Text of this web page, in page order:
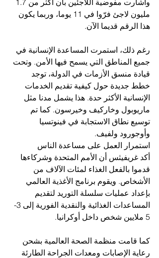
مليون لاجئ فرّوا في 11 يوما، وربما يكون
هذا الرقم قديما الآن.
رغم ذلك، استمرت المساعدة الإنسانية في
جميع المناطق التي يسمح فيها الأمن. وتحت
قيادة منسق الأزمات في الدولة، توجد
خطط جديدة حول كيفية تقديم الخدمات
الإنسانية الأكثر حدة. هذا يشمل مدنا مثل
ماريوبول وخاركيف وخيرسون. كما تم
توسيع نطاق الاستجابة في فينوتسيا
وأوجورود ولفيف.
استمرار العمل على مساعدة الناس
أكد غريفيثس أن الأمم المتحدة وشركاءها
قدموا بالفعل الغذاء لمئات الآلاف من
الأشخاص. ويقوم برنامج الأغذية العالمي
بإعداد عمليات سلسلة التوريد لتقديم
المساعدات الغذائية والنقدية الفورية إلى 3-
5 ملايين شخص داخل أوكرانيا.
كما قامت منظمة الصحة العالمية بشحن
رعاية الإصابات ومعدات الجراحة الطارئة